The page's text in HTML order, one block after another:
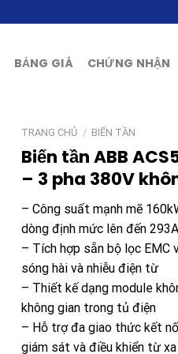
BẢNG GIÁ CHỨNG NHẬN
TRANG CHỦ / BIẾN TẦN
Biến tần ABB
– 3 pha 380V
– Công suất mạnh mẽ
dòng định mức lên đến 293A
– Tích hợp sẵn bộ lọc EMC
sóng hài và nhiễu điện từ
– Thiết kế dạng module
không gian trong tủ điện
– Hỗ trợ đa giao thức kết
giám sát và điều khiển từ xa